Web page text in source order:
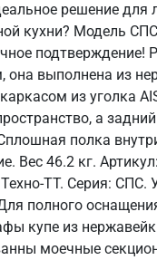
решение для
кухни? Модель
подтверждение!
она выполнена из
из уголка
а
полка
Вес 46.2 кг.
ТТ. Серия: СПС.
полного
купе из
моечные